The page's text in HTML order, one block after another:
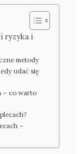
ryzyka i
metody
udać się
– co warto
–